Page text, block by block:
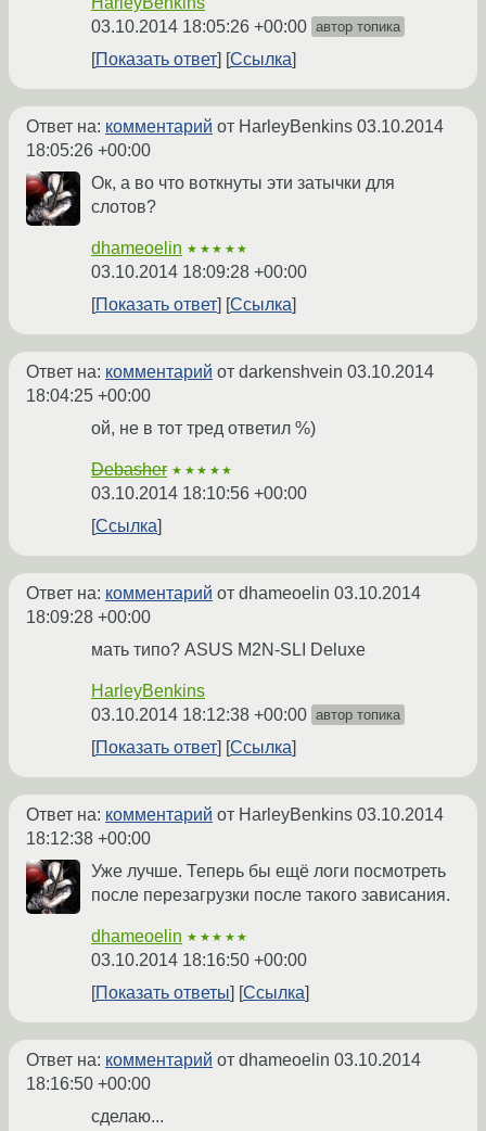
03.10.2014 18:05:26 +00:00 автор топика
Показать ответ Ссылка
Ответ на: комментарий от HarleyBenkins 03.10.2014
18:05:26 +00:00
Ок, а во что воткнуты эти затычки для
слотов?
dhameoelin ★★★★★
03.10.2014 18:09:28 +00:00
Показать ответ
Ссылка
Ответ на: комментарий от darkenshvein 03.10.2014
18:04:25 +00:00
ой, не в тот тред ответил %)
Debasher ★★★★★
03.10.2014 18:10:56 +00:00
Ссылка
Ответ на: комментарий от dhameoelin 03.10.2014
18:09:28 +00:00
мать типо? ASUS M2N-SLI Deluxe
HarleyBenkins
03.10.2014 18:12:38 +00:00 автор топика
Показать ответ Ссылка
Ответ на: комментарий от HarleyBenkins 03.10.2014
18:12:38 +00:00
Уже лучше. Теперь бы ещё логи посмотреть
после перезагрузки после такого зависания.
dhameoelin ★★★★★
03.10.2014 18:16:50 +00:00
Показать ответы
Ссылка
Ответ на: комментарий от dhameoelin 03.10.2014
18:16:50 +00:00
сделаю...